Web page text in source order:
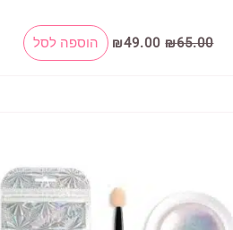
₪65.00
המחיר
המקורי
₪49.00
המחיר
הנוכחי
הוספה לסל